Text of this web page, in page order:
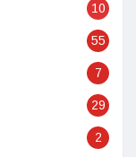
10
55
7
29
2